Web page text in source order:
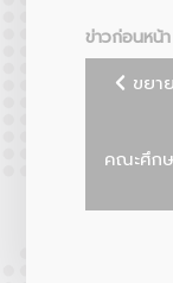
ข่าวก่อนหน้า
ขยา
คณะศึก